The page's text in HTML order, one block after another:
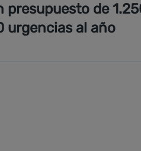
presupuesto de
urgencias al año